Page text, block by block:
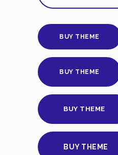
BUY THEME
BUY THEME
BUY THEME
BUY THEME